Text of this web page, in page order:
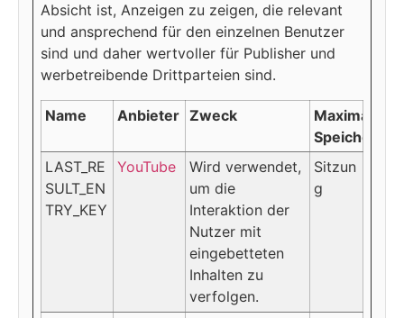
Absicht ist, Anzeigen zu zeigen, die relevant
und ansprechend für den einzelnen Benutzer
sind und daher wertvoller für Publisher und
werbetreibende Drittparteien sind.
Name Anbieter Zweck
Maximale
LAST_RE
SULT_EN
TRY_KEY
YouTube
Wird verwendet,
um die
Interaktion der
Nutzer mit
eingebetteten
Inhalten zu
verfolgen.
Sitzun
g